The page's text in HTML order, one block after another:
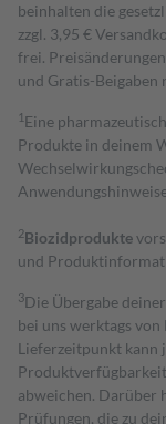
beinhalten die
zzgl. 3,95 €
frei.
und Gratis-Beigaben
1 Eine
Produkte in deinem
2Biozidprodukte
und
3Die Übergabe
bei uns werktags
Lieferzeitpunkt kann
abweichen. Darüber
Prüfungen, die zu